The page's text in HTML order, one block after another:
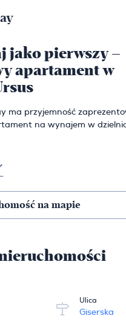
jako pierwszy –
apartament w
ma przyjemność
na wynajem w
na mapie
Ulica
Giserska